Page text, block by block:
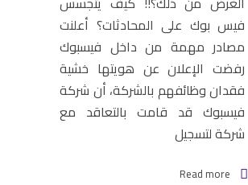
فيس بوك على المحادثات؟ أعلنت
مصادر مهمة من داخل فيسبوك
رفضت الإعلان عن هويتها خشية
فقدان وظائفهم بالشركة، أن شركة
فيسبوك قد قامت بالتعاقد مع
شركة لتسجيل
Read more